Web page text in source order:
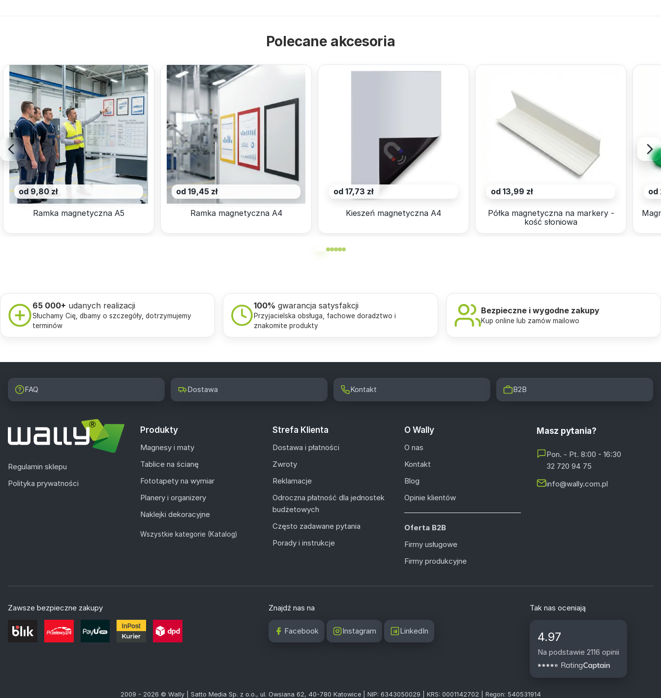
Polecane akcesoria
od 9,80 zł
Ramka magnetyczna A5
od 19,45 zł
Ramka magnetyczna A4
od 17,73 zł
Kieszeń magnetyczna A4
od 13,99 zł
Półka magnetyczna na markery -
kość słoniowa
od
65 000+ udanych realizacji
Słuchamy Cię, dbamy o szczegóły, dotrzymujemy
terminów
100% gwarancja satysfakcji
Przyjacielska obsługa, fachowe doradztwo i
znakomite produkty
Bezpieczne i wygodne zakupy
Kup online lub zamów mailowo
FAQ Dostawa Kontakt B2B
Regulamin sklepu
Polityka prywatności
Produkty
Magnesy i maty
Tablice na ścianę
Fototapety na wymiar
Planery i organizery
Naklejki dekoracyjne
Wszystkie kategorie (Katalog)
Strefa Klienta
Dostawa i płatności
Zwroty
Reklamacje
Odroczna płatność dla jednostek
budżetowych
Często zadawane pytania
Porady i instrukcje
O Wally
O nas
Kontakt
Blog
Opinie klientów
Oferta B2B
Firmy usługowe
Firmy produkcyjne
Masz pytania?
Pon. - Pt. 8:00 - 16:30
32 720 94 75
info@wally.com.pl
Zawsze bezpieczne zakupy Znajdź nas na
Facebook Instagram LinkedIn
Tak nas oceniają
4.97
Na podstawie 2116 opinii
2009 - 2026 © Wally | Satto Media Sp. z o.o., ul. Owsiana 62, 40-780 Katowice | NIP: 6343050029 | KRS: 0001142702 | Regon: 540531914